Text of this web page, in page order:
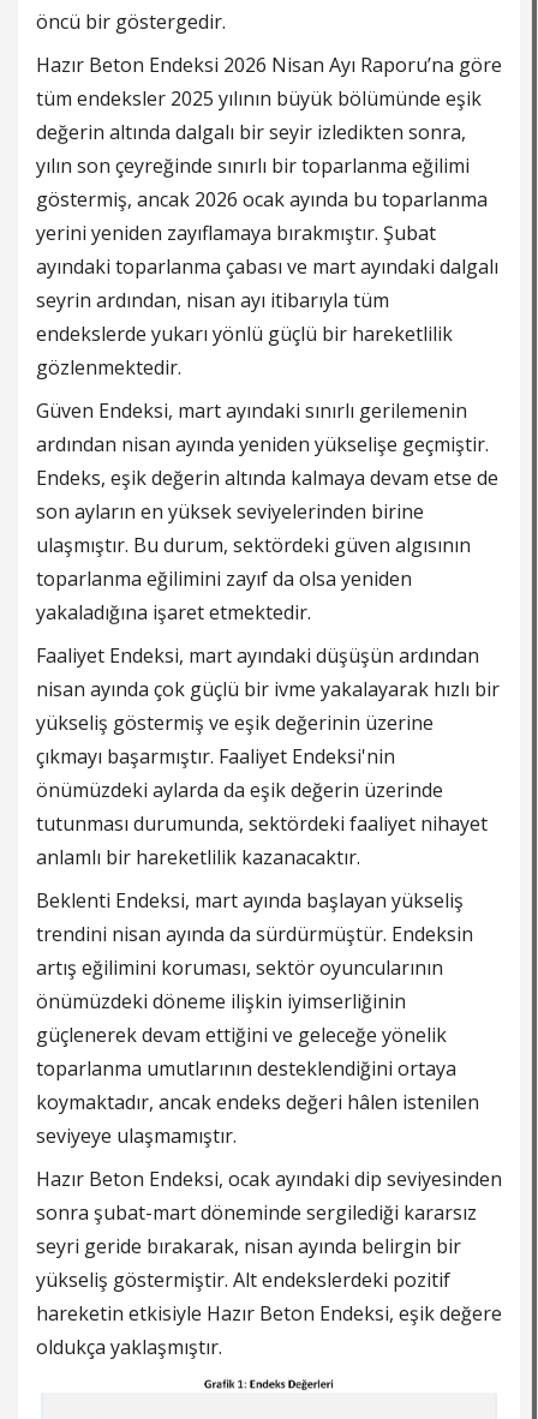
öncü bir göstergedir.
Hazır Beton Endeksi 2026 Nisan Ayı Raporu’na göre
tüm endeksler 2025 yılının büyük bölümünde eşik
değerin altında dalgalı bir seyir izledikten sonra,
yılın son çeyreğinde sınırlı bir toparlanma eğilimi
göstermiş, ancak 2026 ocak ayında bu toparlanma
yerini yeniden zayıflamaya bırakmıştır. Şubat
ayındaki toparlanma çabası ve mart ayındaki dalgalı
seyrin ardından, nisan ayı itibarıyla tüm
endekslerde yukarı yönlü güçlü bir hareketlilik
gözlenmektedir.
Güven Endeksi, mart ayındaki sınırlı gerilemenin
ardından nisan ayında yeniden yükselişe geçmiştir.
Endeks, eşik değerin altında kalmaya devam etse de
son ayların en yüksek seviyelerinden birine
ulaşmıştır. Bu durum, sektördeki güven algısının
toparlanma eğilimini zayıf da olsa yeniden
yakaladığına işaret etmektedir.
Faaliyet Endeksi, mart ayındaki düşüşün ardından
nisan ayında çok güçlü bir ivme yakalayarak hızlı bir
yükseliş göstermiş ve eşik değerinin üzerine
çıkmayı başarmıştır. Faaliyet Endeksi'nin
önümüzdeki aylarda da eşik değerin üzerinde
tutunması durumunda, sektördeki faaliyet nihayet
anlamlı bir hareketlilik kazanacaktır.
Beklenti Endeksi, mart ayında başlayan yükseliş
trendini nisan ayında da sürdürmüştür. Endeksin
artış eğilimini koruması, sektör oyuncularının
önümüzdeki döneme ilişkin iyimserliğinin
güçlenerek devam ettiğini ve geleceğe yönelik
toparlanma umutlarının desteklendiğini ortaya
koymaktadır, ancak endeks değeri hâlen istenilen
seviyeye ulaşmamıştır.
Hazır Beton Endeksi, ocak ayındaki dip seviyesinden
sonra şubat-mart döneminde sergilediği kararsız
seyri geride bırakarak, nisan ayında belirgin bir
yükseliş göstermiştir. Alt endekslerdeki pozitif
hareketin etkisiyle Hazır Beton Endeksi, eşik değere
oldukça yaklaşmıştır.